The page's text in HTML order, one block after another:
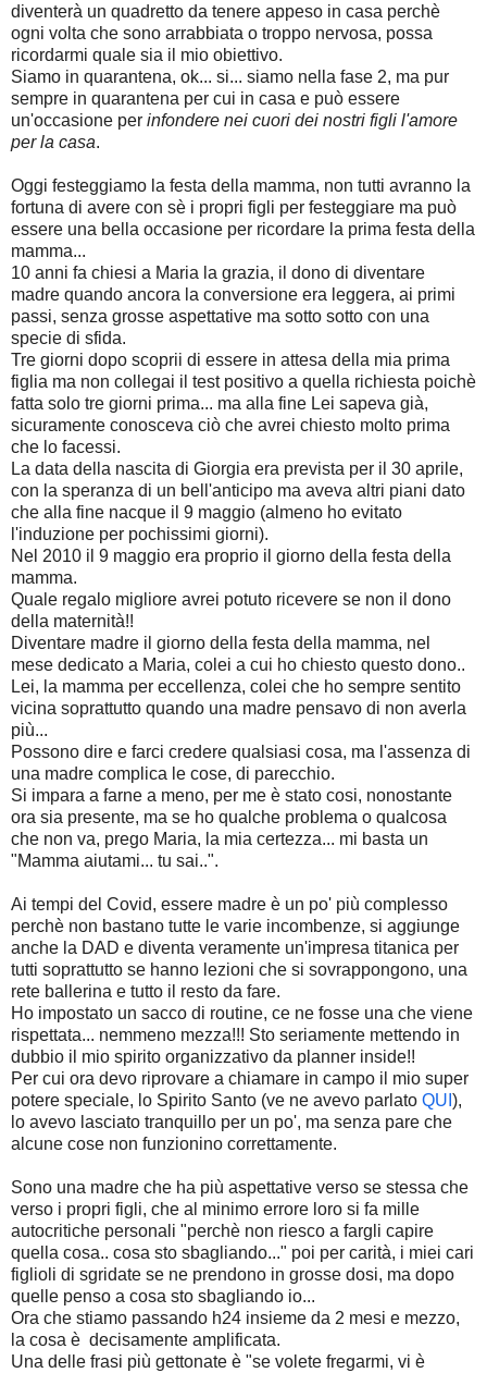
diventerà un quadretto da tenere appeso in casa perchè
ogni volta che sono arrabbiata o troppo nervosa, possa
ricordarmi quale sia il mio obiettivo.
Siamo in quarantena, ok... si... siamo nella fase 2, ma pur
sempre in quarantena per cui in casa e può essere
un'occasione per infondere nei cuori dei nostri figli l'amore
per la casa.
Oggi festeggiamo la festa della mamma, non tutti avranno la
fortuna di avere con sè i propri figli per festeggiare ma può
essere una bella occasione per ricordare la prima festa della
mamma...
10 anni fa chiesi a Maria la grazia, il dono di diventare
madre quando ancora la conversione era leggera, ai primi
passi, senza grosse aspettative ma sotto sotto con una
specie di sfida.
Tre giorni dopo scoprii di essere in attesa della mia prima
figlia ma non collegai il test positivo a quella richiesta poichè
fatta solo tre giorni prima... ma alla fine Lei sapeva già,
sicuramente conosceva ciò che avrei chiesto molto prima
che lo facessi.
La data della nascita di Giorgia era prevista per il 30 aprile,
con la speranza di un bell'anticipo ma aveva altri piani dato
che alla fine nacque il 9 maggio (almeno ho evitato
l'induzione per pochissimi giorni).
Nel 2010 il 9 maggio era proprio il giorno della festa della
mamma.
Quale regalo migliore avrei potuto ricevere se non il dono
della maternità!!
Diventare madre il giorno della festa della mamma, nel
mese dedicato a Maria, colei a cui ho chiesto questo dono..
Lei, la mamma per eccellenza, colei che ho sempre sentito
vicina soprattutto quando una madre pensavo di non averla
più...
Possono dire e farci credere qualsiasi cosa, ma l'assenza di
una madre complica le cose, di parecchio.
Si impara a farne a meno, per me è stato cosi, nonostante
ora sia presente, ma se ho qualche problema o qualcosa
che non va, prego Maria, la mia certezza... mi basta un
"Mamma aiutami... tu sai..".
Ai tempi del Covid, essere madre è un po' più complesso
perchè non bastano tutte le varie incombenze, si aggiunge
anche la DAD e diventa veramente un'impresa titanica per
tutti soprattutto se hanno lezioni che si sovrappongono, una
rete ballerina e tutto il resto da fare.
Ho impostato un sacco di routine, ce ne fosse una che viene
rispettata... nemmeno mezza!!! Sto seriamente mettendo in
dubbio il mio spirito organizzativo da planner inside!!
Per cui ora devo riprovare a chiamare in campo il mio super
potere speciale, lo Spirito Santo (ve ne avevo parlato QUI ),
lo avevo lasciato tranquillo per un po', ma senza pare che
alcune cose non funzionino correttamente.
Sono una madre che ha più aspettative verso se stessa che
verso i propri figli, che al minimo errore loro si fa mille
autocritiche personali "perchè non riesco a fargli capire
quella cosa.. cosa sto sbagliando..." poi per carità, i miei cari
figlioli di sgridate se ne prendono in grosse dosi, ma dopo
quelle penso a cosa sto sbagliando io...
Ora che stiamo passando h24 insieme da 2 mesi e mezzo,
la cosa è decisamente amplificata.
Una delle frasi più gettonate è "se volete fregarmi, vi è